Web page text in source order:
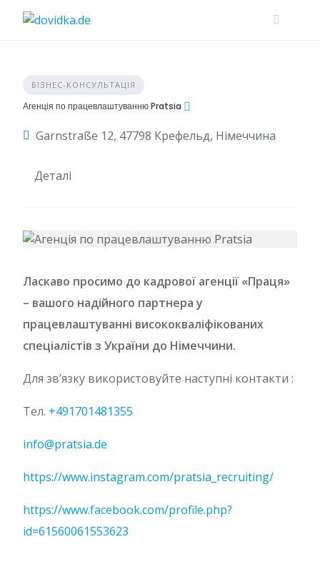
БІЗНЕС-КОНСУЛЬТАЦІЯ
Агенція по працевлаштуванню Pratsia
Garnstraße 12, 47798 Крефельд, Німеччина
Деталі
Ласкаво просимо до кадрової агенції «Праця»
– вашого надійного партнера у
працевлаштуванні висококваліфікованих
спеціалістів з України до Німеччини.
Для зв’язку використовуйте наступні контакти :
Тел. +491701481355
info@pratsia.de
https://www.instagram.com/pratsia_recruiting/
https://www.facebook.com/profile.php?
id=61560061553623